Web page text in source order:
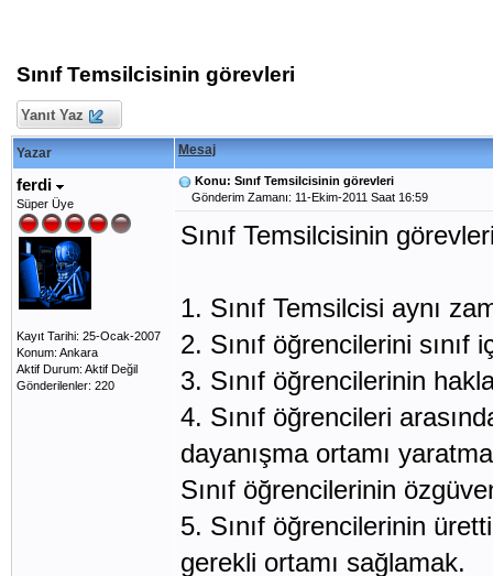
Sınıf Temsilcisinin görevleri
Yanıt Yaz
Yazar Mesaj
ferdi
Süper Üye
Kayıt Tarihi: 25-Ocak-2007
Konum: Ankara
Aktif Durum: Aktif Değil
Gönderilenler: 220
Konu: Sınıf Temsilcisinin görevleri
Gönderim Zamanı: 11-Ekim-2011 Saat 16:59
Sınıf Temsilcisinin
1. Sınıf Temsilcisi aynı
2. Sınıf öğrencilerini
3. Sınıf öğrencilerinin
4. Sınıf öğrencileri
dayanışma ortamı
Sınıf öğrencilerinin
5. Sınıf öğrencilerinin
gerekli ortamı sağlamak.